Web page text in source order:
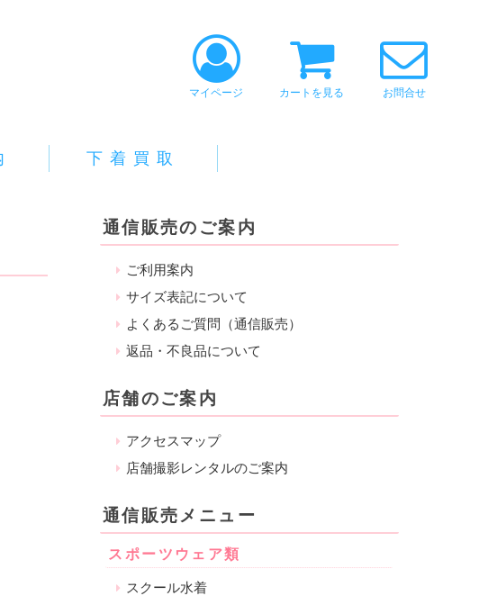
マイページ カートを見る お問合せ
下着買取
通信販売のご案内
ご利用案内
サイズ表記について
よくあるご質問（通信販売）
返品・不良品について
店舗のご案内
アクセスマップ
店舗撮影レンタルのご案内
通信販売メニュー
スポーツウェア類
スクール水着